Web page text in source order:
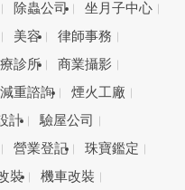
除蟲公司
坐月子中心
美容
律師事務
診所
商業攝影
減重諮詢
煙火工廠
計
驗屋公司
營業登記
珠寶鑑定
裝
機車改裝